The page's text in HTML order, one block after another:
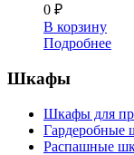
0 ₽
В корзину
Подробнее
Шкафы
Шкафы для
Гардеробные
Распашные